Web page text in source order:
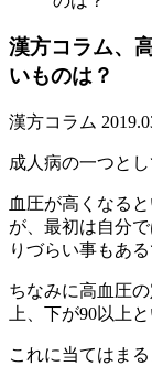
漢方コラム、
いものは？
漢方コラム
成人病の一つと
血圧が高くなる
が、最初は自分
りづらい事もある
ちなみに高血圧
上、下が90以上
これに当てはま